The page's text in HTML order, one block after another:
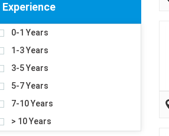
Experience
0-1 Years
1-3 Years
3-5 Years
5-7 Years
7-10 Years
> 10 Years